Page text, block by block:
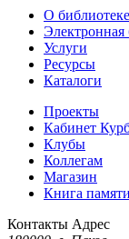
О библиотеке
Электронная
Услуги
Ресурсы
Каталоги
Проекты
Кабинет
Клубы
Коллегам
Магазин
Книга памяти
Контакты Адрес